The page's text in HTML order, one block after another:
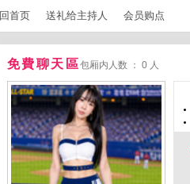
回首页 送礼给主持人 会员购点
免費聊天區包厢内人数 ： 0 人